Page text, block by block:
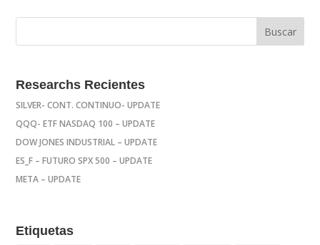
Researchs Recientes
SILVER- CONT. CONTINUO- UPDATE
QQQ- ETF NASDAQ 100 – UPDATE
DOW JONES INDUSTRIAL – UPDATE
ES_F – FUTURO SPX 500 – UPDATE
META – UPDATE
Etiquetas